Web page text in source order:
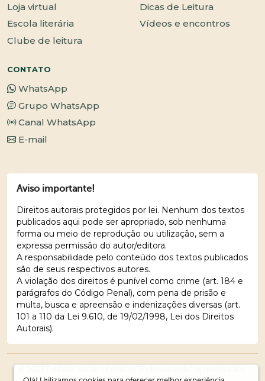
Loja virtual
Escola literária
Clube de leitura
Dicas de Leitura
Vídeos e encontros
CONTATO
WhatsApp
Grupo WhatsApp
Canal WhatsApp
E-mail
Aviso importante!
Direitos autorais protegidos por lei. Nenhum dos textos
publicados aqui pode ser apropriado, sob nenhuma
forma ou meio de reprodução ou utilização, sem a
expressa permissão do autor/editora.
A responsabilidade pelo conteúdo dos textos publicados
são de seus respectivos autores.
A violação dos direitos é punível como crime (art. 184 e
parágrafos do Código Penal), com pena de prisão e
multa, busca e apreensão e indenizações diversas (art.
101 a 110 da Lei 9.610, de 19/02/1998, Lei dos Direitos
Autorais).